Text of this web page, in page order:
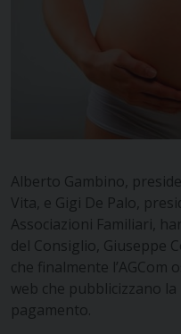
Alberto Gambino,
Vita, e Gigi De Palo,
Associazioni Familiari,
del Consiglio, Giuseppe
che finalmente l’AGCom
web che pubblicizzano
pagamento.